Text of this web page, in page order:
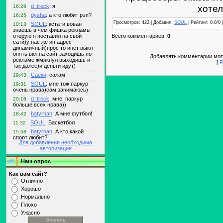
Для добавления необходима
авторизация
Наш опрос
Как вам сайт?
Отлично
Хорошо
Нормально
Плохо
Ужасно
Просмотров: 422 | Добавил: SOUL | Рейтинг: 0.0/0
Всего комментариев: 0
Добавлять комментарии
[